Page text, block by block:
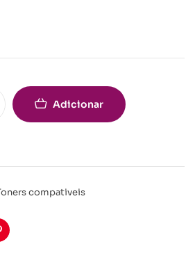
Adicionar
compativeis